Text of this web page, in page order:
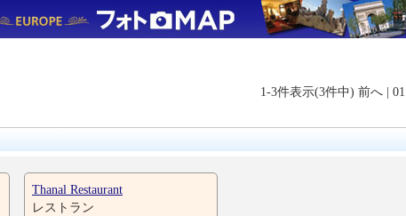
1-3件表示(3件中) 前へ | 01
Thanal Restaurant
レストラン